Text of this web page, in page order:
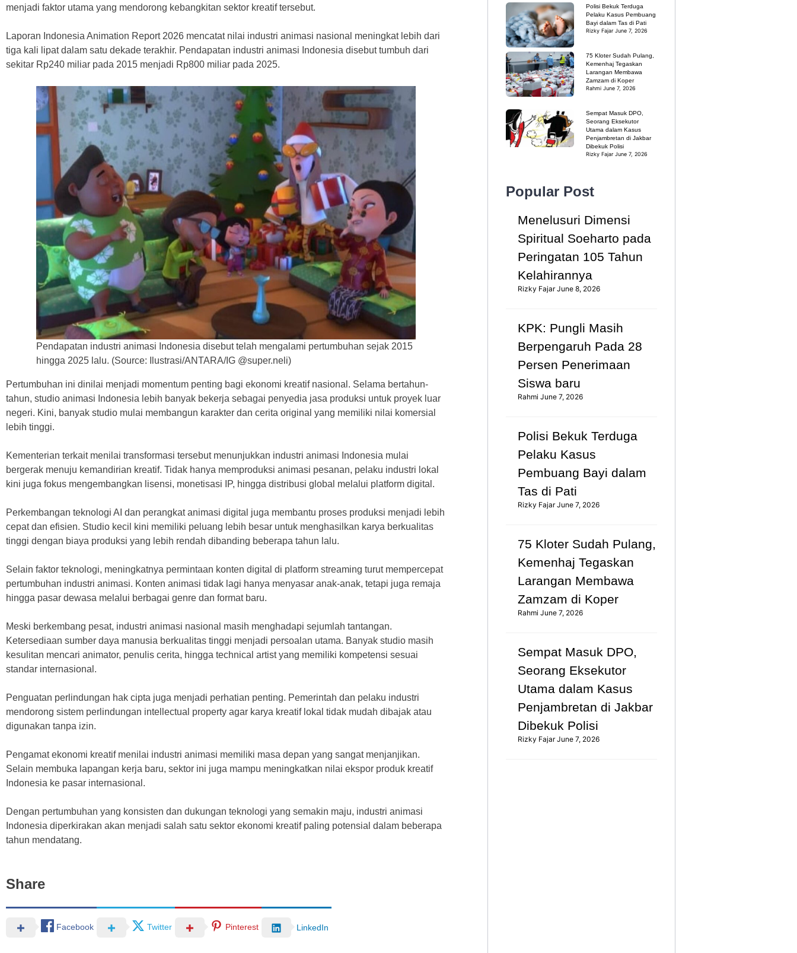
menjadi faktor utama yang mendorong kebangkitan sektor kreatif tersebut.
Laporan Indonesia Animation Report 2026 mencatat nilai industri animasi nasional meningkat lebih dari
tiga kali lipat dalam satu dekade terakhir. Pendapatan industri animasi Indonesia disebut tumbuh dari
sekitar Rp240 miliar pada 2015 menjadi Rp800 miliar pada 2025.
Pendapatan industri animasi Indonesia disebut telah mengalami pertumbuhan sejak 2015
hingga 2025 lalu. (Source: Ilustrasi/ANTARA/IG @super.neli)
Pertumbuhan ini dinilai menjadi momentum penting bagi ekonomi kreatif nasional. Selama bertahun-
tahun, studio animasi Indonesia lebih banyak bekerja sebagai penyedia jasa produksi untuk proyek luar
negeri. Kini, banyak studio mulai membangun karakter dan cerita original yang memiliki nilai komersial
lebih tinggi.
Kementerian terkait menilai transformasi tersebut menunjukkan industri animasi Indonesia mulai
bergerak menuju kemandirian kreatif. Tidak hanya memproduksi animasi pesanan, pelaku industri lokal
kini juga fokus mengembangkan lisensi, monetisasi IP, hingga distribusi global melalui platform digital.
Perkembangan teknologi AI dan perangkat animasi digital juga membantu proses produksi menjadi lebih
cepat dan efisien. Studio kecil kini memiliki peluang lebih besar untuk menghasilkan karya berkualitas
tinggi dengan biaya produksi yang lebih rendah dibanding beberapa tahun lalu.
Selain faktor teknologi, meningkatnya permintaan konten digital di platform streaming turut mempercepat
pertumbuhan industri animasi. Konten animasi tidak lagi hanya menyasar anak-anak, tetapi juga remaja
hingga pasar dewasa melalui berbagai genre dan format baru.
Meski berkembang pesat, industri animasi nasional masih menghadapi sejumlah tantangan.
Ketersediaan sumber daya manusia berkualitas tinggi menjadi persoalan utama. Banyak studio masih
kesulitan mencari animator, penulis cerita, hingga technical artist yang memiliki kompetensi sesuai
standar internasional.
Penguatan perlindungan hak cipta juga menjadi perhatian penting. Pemerintah dan pelaku industri
mendorong sistem perlindungan intellectual property agar karya kreatif lokal tidak mudah dibajak atau
digunakan tanpa izin.
Pengamat ekonomi kreatif menilai industri animasi memiliki masa depan yang sangat menjanjikan.
Selain membuka lapangan kerja baru, sektor ini juga mampu meningkatkan nilai ekspor produk kreatif
Indonesia ke pasar internasional.
Dengan pertumbuhan yang konsisten dan dukungan teknologi yang semakin maju, industri animasi
Indonesia diperkirakan akan menjadi salah satu sektor ekonomi kreatif paling potensial dalam beberapa
tahun mendatang.
Share
Facebook Twitter Pinterest LinkedIn
Polisi Bekuk Terduga
Pelaku Kasus Pembuang
Bayi dalam Tas di Pati
Rizky FajarJune 7, 2026
75 Kloter Sudah Pulang,
Kemenhaj Tegaskan
Larangan Membawa
Zamzam di Koper
Rahmi June 7, 2026
Sempat Masuk DPO,
Seorang Eksekutor
Utama dalam Kasus
Penjambretan di Jakbar
Dibekuk Polisi
Rizky FajarJune 7, 2026
Popular Post
Menelusuri Dimensi
Spiritual Soeharto pada
Peringatan 105 Tahun
Kelahirannya
Rizky FajarJune 8, 2026
KPK: Pungli Masih
Berpengaruh Pada 28
Persen Penerimaan
Siswa baru
RahmiJune 7, 2026
Polisi Bekuk Terduga
Pelaku Kasus
Pembuang Bayi dalam
Tas di Pati
Rizky FajarJune 7, 2026
75 Kloter Sudah Pulang,
Kemenhaj Tegaskan
Larangan Membawa
Zamzam di Koper
RahmiJune 7, 2026
Sempat Masuk DPO,
Seorang Eksekutor
Utama dalam Kasus
Penjambretan di Jakbar
Dibekuk Polisi
Rizky FajarJune 7, 2026